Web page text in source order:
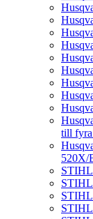
till
520X/